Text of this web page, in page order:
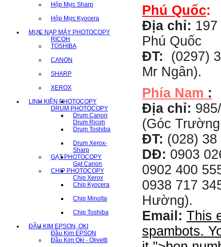
Hộp Mực Sharp
Hộp Mực Kyocera
MỰC NẠP MÁY PHOTOCOPY
RICOH
TOSHIBA
CANON
SHARP
XEROX
LINH KIỆN PHOTOCOPY
DRUM PHOTOCOPY
Drum Canon
Drum Ricoh
Drum Toshiba
Drum Xerox-
Sharp
GẠT PHOTOCOPY
Gạt Canon
CHIP PHOTOCOPY
Chip Xerox
Chip Kyocera
Chip Minolta
Chip Toshiba
ĐẦU KIM EPSON, OKI
Đầu Kim EPSON
Đầu Kim Oki - Olivetti
Phú Quốc:
Địa chỉ:
Phú Quốc
ĐT:
(0297)
Mr Ngân).
Phía Nam :
Địa chỉ:
(Góc
ĐT: (028)
DĐ: 0903
0902 400
0938 717
Hường).
Email: This
spambots.